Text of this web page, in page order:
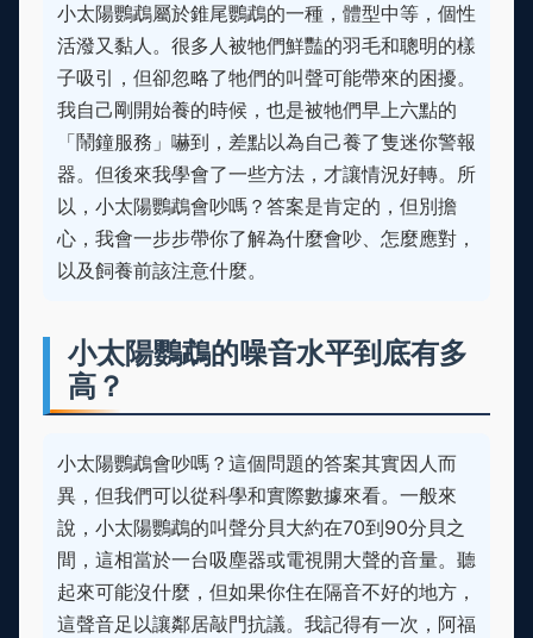
小太陽鸚鵡屬於錐尾鸚鵡的一種，體型中等，個性
活潑又黏人。很多人被牠們鮮豔的羽毛和聰明的樣
子吸引，但卻忽略了牠們的叫聲可能帶來的困擾。
我自己剛開始養的時候，也是被牠們早上六點的
「鬧鐘服務」嚇到，差點以為自己養了隻迷你警報
器。但後來我學會了一些方法，才讓情況好轉。所
以，小太陽鸚鵡會吵嗎？答案是肯定的，但別擔
心，我會一步步帶你了解為什麼會吵、怎麼應對，
以及飼養前該注意什麼。
小太陽鸚鵡的噪音水平到底有多
高？
小太陽鸚鵡會吵嗎？這個問題的答案其實因人而
異，但我們可以從科學和實際數據來看。一般來
說，小太陽鸚鵡的叫聲分貝大約在70到90分貝之
間，這相當於一台吸塵器或電視開大聲的音量。聽
起來可能沒什麼，但如果你住在隔音不好的地方，
這聲音足以讓鄰居敲門抗議。我記得有一次，阿福